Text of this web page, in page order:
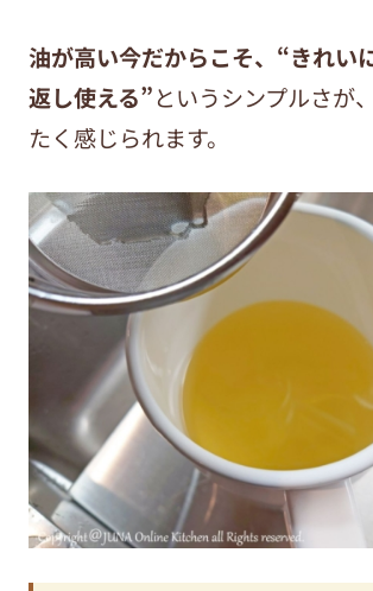
油が高い今だからこそ、“きれい
返し使える”というシンプルさが
たく感じられます。